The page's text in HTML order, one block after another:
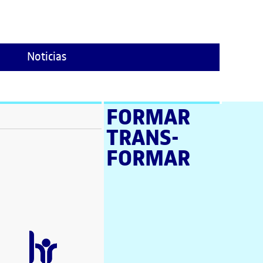
Noticias
en nueva ventana)
nueva ventana)
FORMAR
TRANS­
FORMAR